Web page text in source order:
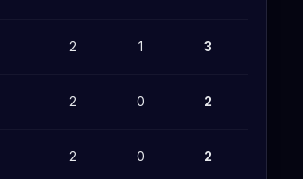
2 1 3
2 0 2
2 0 2